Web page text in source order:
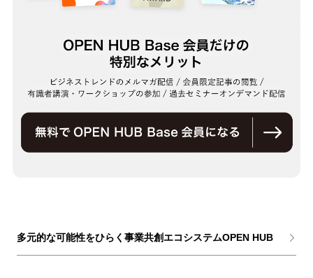
多元的な可能性をひらく事業共創エコシステムOPEN HUB